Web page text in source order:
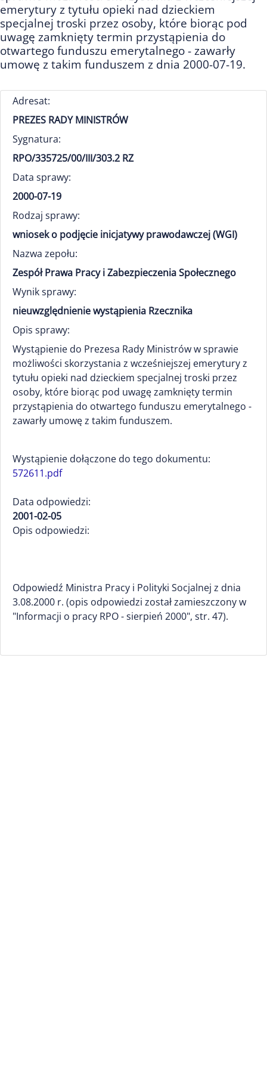
emerytury z tytułu opieki nad dzieckiem
specjalnej troski przez osoby, które biorąc pod
uwagę zamknięty termin przystąpienia do
otwartego funduszu emerytalnego - zawarły
umowę z takim funduszem z dnia 2000-07-19.
Adresat:
PREZES RADY MINISTRÓW
Sygnatura:
RPO/335725/00/III/303.2 RZ
Data sprawy:
2000-07-19
Rodzaj sprawy:
wniosek o podjęcie inicjatywy prawodawczej (WGI)
Nazwa zepołu:
Zespół Prawa Pracy i Zabezpieczenia Społecznego
Wynik sprawy:
nieuwzględnienie wystąpienia Rzecznika
Opis sprawy:
Wystąpienie do Prezesa Rady Ministrów w sprawie
możliwości skorzystania z wcześniejszej emerytury z
tytułu opieki nad dzieckiem specjalnej troski przez
osoby, które biorąc pod uwagę zamknięty termin
przystąpienia do otwartego funduszu emerytalnego -
zawarły umowę z takim funduszem.
Wystąpienie dołączone do tego dokumentu:
572611.pdf
Data odpowiedzi:
2001-02-05
Opis odpowiedzi:
Odpowiedź Ministra Pracy i Polityki Socjalnej z dnia
3.08.2000 r. (opis odpowiedzi został zamieszczony w
"Informacji o pracy RPO - sierpień 2000", str. 47).